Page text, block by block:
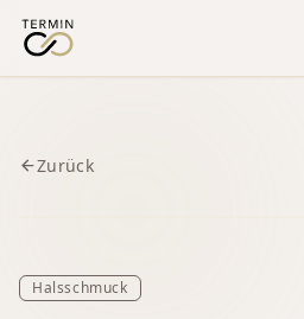
Zurück
Halsschmuck